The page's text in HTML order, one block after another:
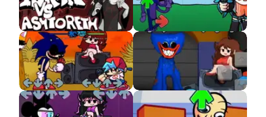
VS Ashtoreth APK
Talentless Fox but
Every Turn a Different
Character Sings APK
VS Sonic.EXE APK VS Huggy Wuggy APK